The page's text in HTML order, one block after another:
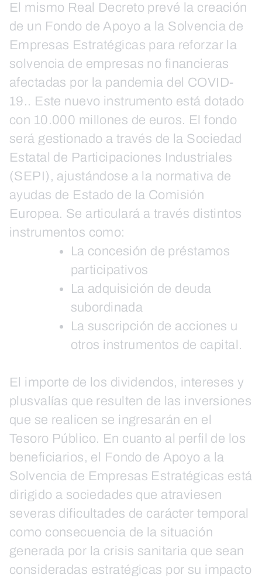
El mismo Real Decreto prevé la creación
de un Fondo de Apoyo a la Solvencia de
Empresas Estratégicas para reforzar la
solvencia de empresas no financieras
afectadas por la pandemia del COVID-
19.. Este nuevo instrumento está dotado
con 10.000 millones de euros. El fondo
será gestionado a través de la Sociedad
Estatal de Participaciones Industriales
(SEPI), ajustándose a la normativa de
ayudas de Estado de la Comisión
Europea. Se articulará a través distintos
instrumentos como:
La concesión de préstamos
participativos
La adquisición de deuda
subordinada
La suscripción de acciones u
otros instrumentos de capital.
El importe de los dividendos, intereses y
plusvalías que resulten de las inversiones
que se realicen se ingresarán en el
Tesoro Público. En cuanto al perfil de los
beneficiarios, el Fondo de Apoyo a la
Solvencia de Empresas Estratégicas está
dirigido a sociedades que atraviesen
severas dificultades de carácter temporal
como consecuencia de la situación
generada por la crisis sanitaria que sean
consideradas estratégicas por su impacto